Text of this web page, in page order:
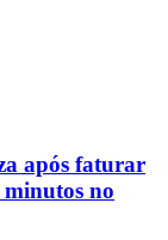
após faturar
minutos no